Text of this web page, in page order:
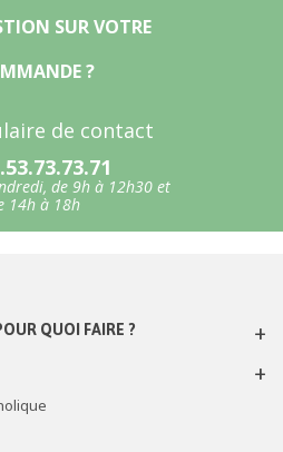
SUR VOTRE
?
de contact
de 9h à 12h30 et
14h à 18h
QUOI FAIRE ?